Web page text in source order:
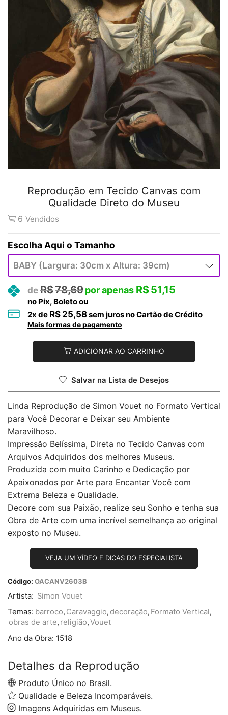
Reprodução em Tecido Canvas com
Qualidade Direto do Museu
6 Vendidos
Tamanho
R$78,69 R$51,15
no Pix, Boleto ou
2x de R$ 25,58sem juros no Cartão de Crédito
Mais formas de pagamento
ADICIONAR AO CARRINHO
Salvar na Lista de Desejos
Linda Reprodução de Simon Vouet no Formato Vertical
para Você Decorar e Deixar seu Ambiente
Maravilhoso.
Impressão Belíssima, Direta no Tecido Canvas com
Arquivos Adquiridos dos melhores Museus.
Produzida com muito Carinho e Dedicação por
Apaixonados por Arte para Encantar Você com
Extrema Beleza e Qualidade.
Decore com sua Paixão, realize seu Sonho e tenha sua
Obra de Arte com uma incrível semelhança ao original
exposto no Museu.
VEJA UM VÍDEO E DICAS DO ESPECIALISTA
Código: OACANV2603B
Artista: Simon Vouet
Temas: barroco, Caravaggio, decoração, Formato Vertical,
obras de arte, religião,Vouet
Ano da Obra: 1518
Detalhes da Reprodução
Produto Único no Brasil.
Qualidade e Beleza Incomparáveis.
Imagens Adquiridas em Museus.